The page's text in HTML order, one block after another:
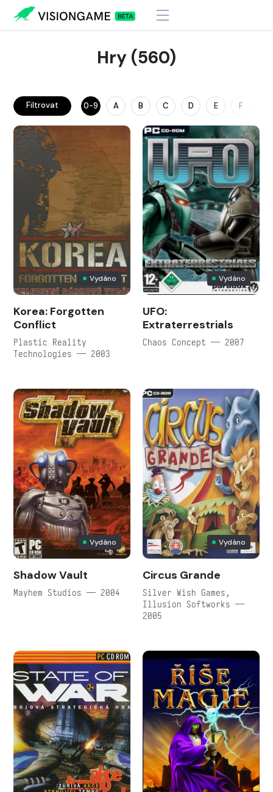
Hry (560)
Filtrovat 0-9 A B C D E F
Vydáno
Korea: Forgotten
Conflict
Plastic Reality
Technologies — 2003
Vydáno
UFO:
Extraterrestrials
Chaos Concept — 2007
Vydáno
Shadow Vault
Mayhem Studios — 2004
Vydáno
Circus Grande
Silver Wish Games,
Illusion Softworks —
2005